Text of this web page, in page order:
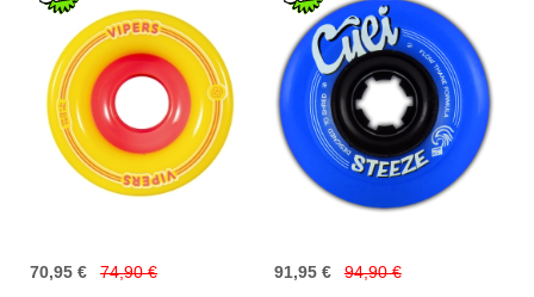
70,95 € 74,90 € 91,95 € 94,90 €